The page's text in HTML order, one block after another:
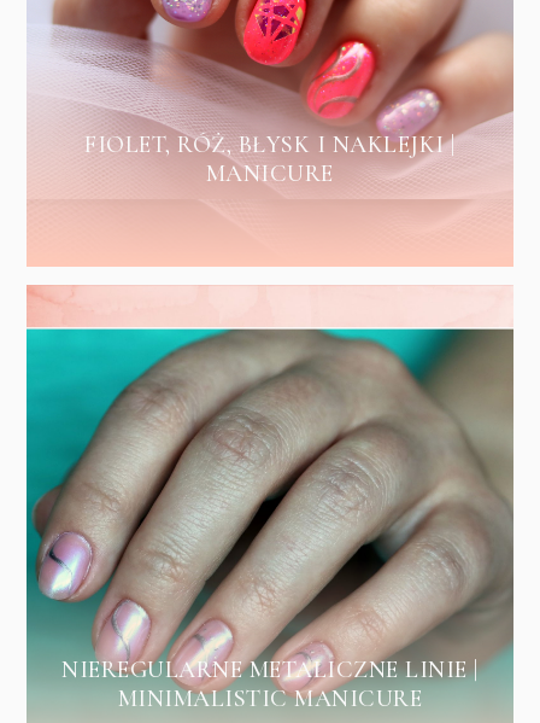
FIOLET, RÓŻ, BŁYSK I NAKLEJKI |
MANICURE
NIEREGULARNE METALICZNE LINIE |
MINIMALISTIC MANICURE